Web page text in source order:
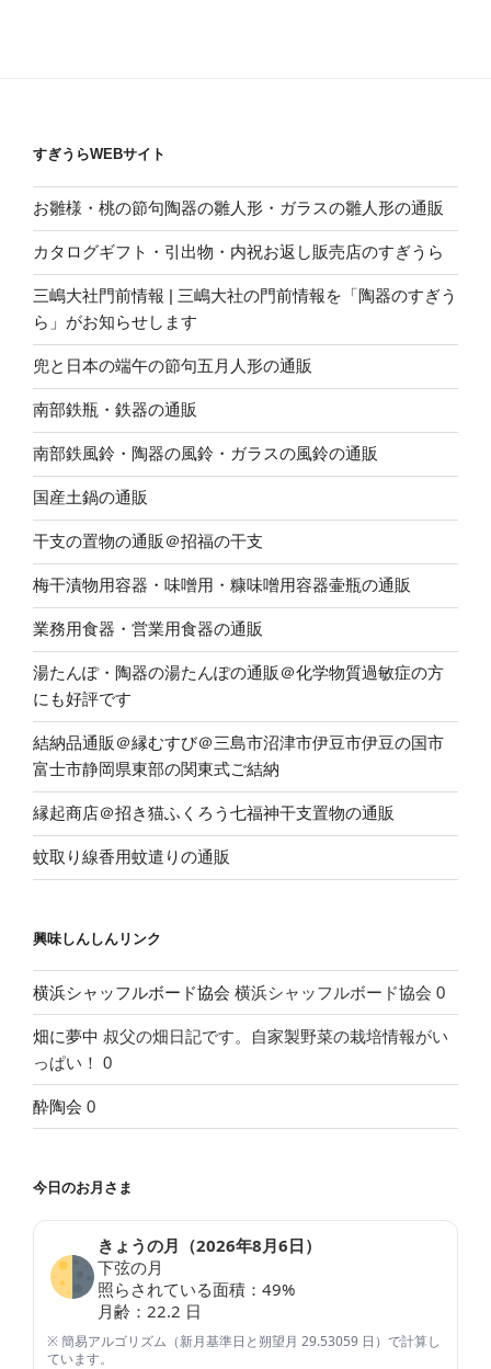
すぎうらWEBサイト
お雛様・桃の節句陶器の雛人形・ガラスの雛人形の通販
カタログギフト・引出物・内祝お返し販売店のすぎうら
三嶋大社門前情報 | 三嶋大社の門前情報を「陶器のすぎう
ら」がお知らせします
兜と日本の端午の節句五月人形の通販
南部鉄瓶・鉄器の通販
南部鉄風鈴・陶器の風鈴・ガラスの風鈴の通販
国産土鍋の通販
干支の置物の通販＠招福の干支
梅干漬物用容器・味噌用・糠味噌用容器壷瓶の通販
業務用食器・営業用食器の通販
湯たんぽ・陶器の湯たんぽの通販＠化学物質過敏症の方
にも好評です
結納品通販＠縁むすび＠三島市沼津市伊豆市伊豆の国市
富士市静岡県東部の関東式ご結納
縁起商店＠招き猫ふくろう七福神干支置物の通販
蚊取り線香用蚊遣りの通販
興味しんしんリンク
横浜シャッフルボード協会 横浜シャッフルボード協会 0
畑に夢中 叔父の畑日記です。自家製野菜の栽培情報がい
っぱい！ 0
酔陶会 0
今日のお月さま
きょうの月（2026年8月6日 ）
下弦の月
照らされている面積： 49%
月齢： 22.2 日
※ 簡易アルゴリズム（新月基準日と朔望月 29.53059 日）で計算し
ています。